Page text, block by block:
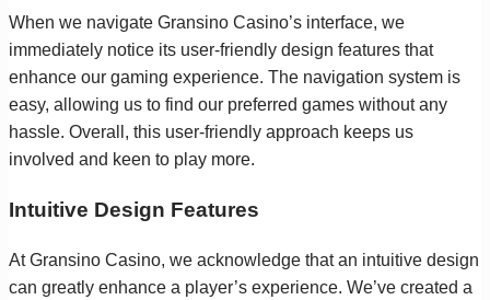
When we navigate Gransino Casino’s interface, we
immediately notice its user-friendly design features that
enhance our gaming experience. The navigation system is
easy, allowing us to find our preferred games without any
hassle. Overall, this user-friendly approach keeps us
involved and keen to play more.
Intuitive Design Features
At Gransino Casino, we acknowledge that an intuitive design
can greatly enhance a player’s experience. We’ve created a